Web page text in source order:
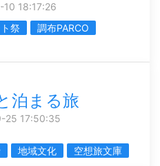
18:17:26
祭
調布PARCO
泊まる旅
25 17:50:35
地域文化 空想旅文庫